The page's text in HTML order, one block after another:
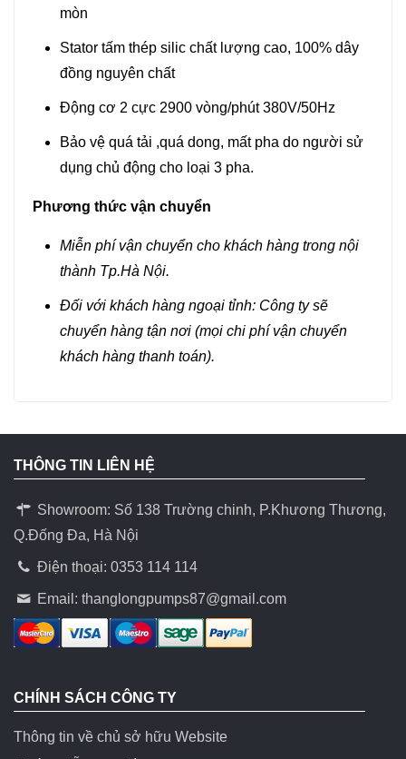
mòn
Stator tấm thép silic chất lượng cao, 100% dây
đồng nguyên chất
Động cơ 2 cực 2900 vòng/phút 380V/50Hz
Bảo vệ quá tải ,quá dong, mất pha do người sử
dụng chủ động cho loại 3 pha.
Phương thức vận chuyển
Miễn phí vận chuyển cho khách hàng trong nội
thành Tp.Hà Nội.
Đối với khách hàng ngoại tỉnh: Công ty sẽ
chuyển hàng tận nơi (mọi chi phí vận chuyển
khách hàng thanh toán).
THÔNG TIN LIÊN HỆ
Showroom: Số 138 Trường chinh, P.Khương Thương,
Q.Đống Đa, Hà Nội
Điện thoại: 0353 114 114
Email:thanglongpumps87@gmail.com
CHÍNH SÁCH CÔNG TY
Thông tin về chủ sở hữu Website